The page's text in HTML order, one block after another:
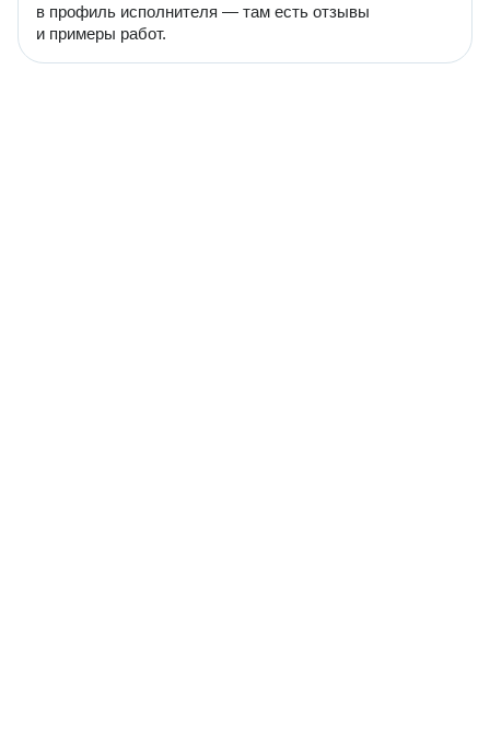
в профиль исполнителя — там есть отзывы
и примеры работ.